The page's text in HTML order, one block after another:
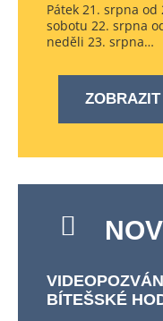
Pátek 21. srpna od
sobotu 22. srpna
neděli 23. srpna…
BÍTEŠSKÉ